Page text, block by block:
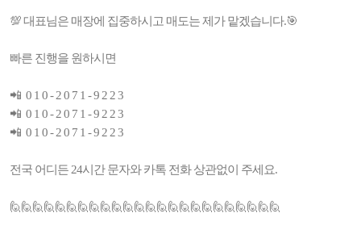
💯 대표님은 매장에 집중하시고 매도는 제가 맡겠습니다.🎯
빠른 진행을 원하시면
📲 0 1 0 - 2 0 7 1 - 9 2 2 3
📲 0 1 0 - 2 0 7 1 - 9 2 2 3
📲 0 1 0 - 2 0 7 1 - 9 2 2 3
전국 어디든 24시간 문자와 카톡 전화 상관없이 주세요.
🙋🙋🙋🙋🙋🙋🙋🙋🙋🙋🙋🙋🙋🙋🙋🙋🙋🙋🙋🙋🙋🙋🙋🙋